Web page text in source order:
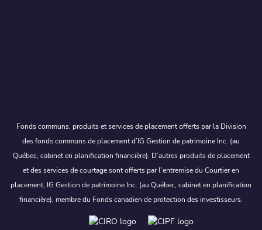
Fonds communs, produits et services de placement offerts par la Division
des fonds communs de placement d’IG Gestion de patrimoine Inc. (au
Québec, cabinet en planification financière). D’autres produits de placement
et des services de courtage sont offerts par l’entremise du Courtier en
placement, IG Gestion de patrimoine Inc. (au Québec, cabinet en planification
financière), membre du Fonds canadien de protection des investisseurs.